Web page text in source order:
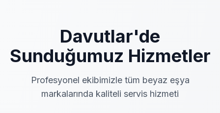
Davutlar'de
Sunduğumuz Hizmetler
Profesyonel ekibimizle tüm beyaz eşya
markalarında kaliteli servis hizmeti